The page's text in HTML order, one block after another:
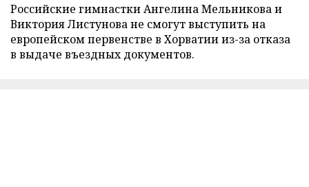
Российские гимнастки Ангелина Мельникова и
Виктория Листунова не смогут выступить на
европейском первенстве в Хорватии из-за отказа
в выдаче въездных документов.